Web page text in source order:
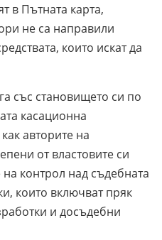
в Пътната карта,
не са направили
които искат да
със становището си по
касационна
авторите на
от властовите си
контрол над съдебната
които включват пряк
и досъдебни